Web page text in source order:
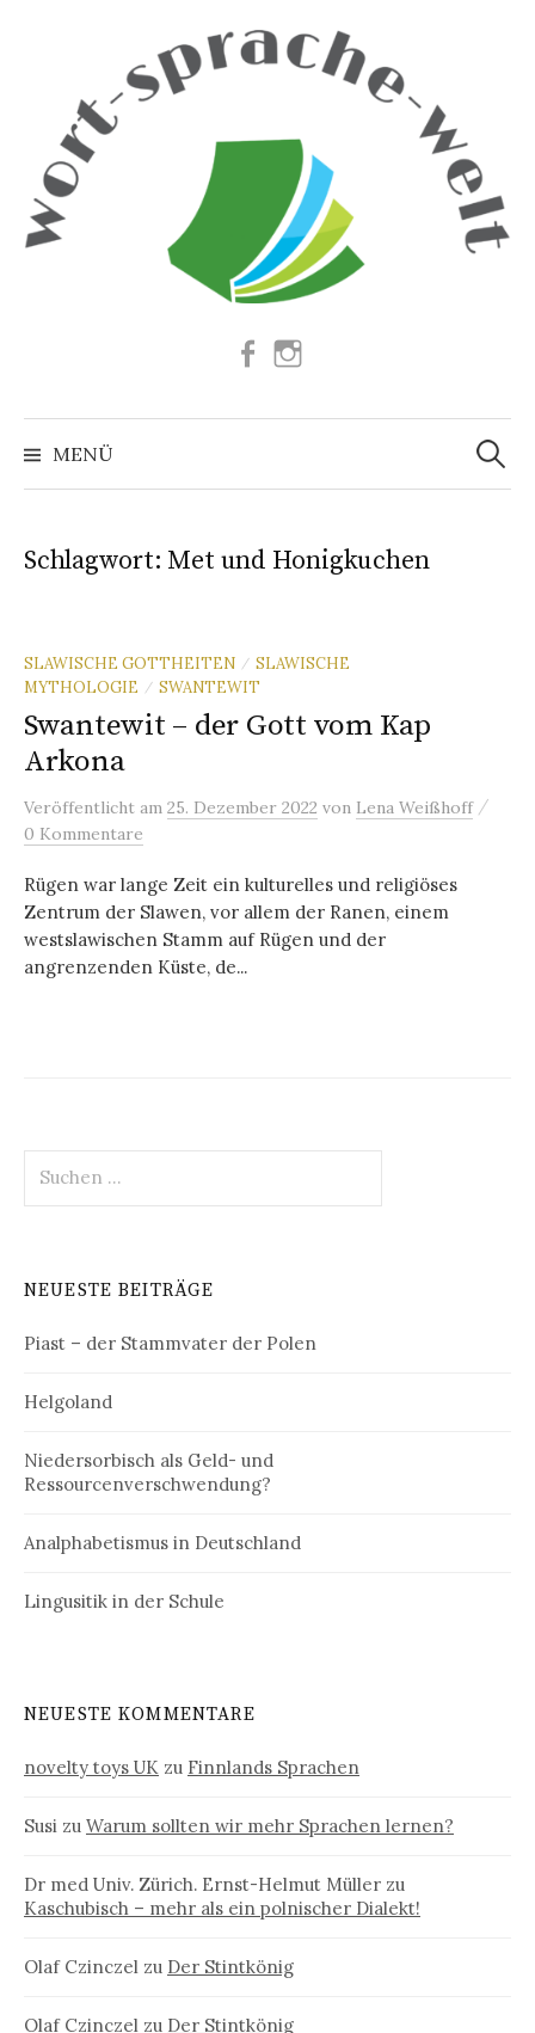
Facebook
MENÜ
Suchen
nach:
Schlagwort: Met und Honigkuchen
SLAWISCHE GOTTHEITEN / SLAWISCHE
MYTHOLOGIE
/ SWANTEWIT
Swantewit – der Gott vom Kap
Arkona
Veröffentlicht am 25. Dezember 2022 von Lena Weißhoff /
0 Kommentare
Rügen war lange Zeit ein kulturelles und religiöses
Zentrum der Slawen, vor allem der Ranen, einem
westslawischen Stamm auf Rügen und der
angrenzenden Küste, de...
nach:
NEUESTE BEITRÄGE
Piast – der Stammvater der Polen
Helgoland
Niedersorbisch als Geld- und
Ressourcenverschwendung?
Analphabetismus in Deutschland
Lingusitik in der Schule
NEUESTE KOMMENTARE
novelty toys UK zu Finnlands Sprachen
Susi zu Warum sollten wir mehr Sprachen lernen?
Dr med Univ. Zürich. Ernst-Helmut Müller zu
Kaschubisch – mehr als ein polnischer Dialekt!
Olaf Czinczel zu Der Stintkönig
Olaf Czinczel zu Der Stintkönig